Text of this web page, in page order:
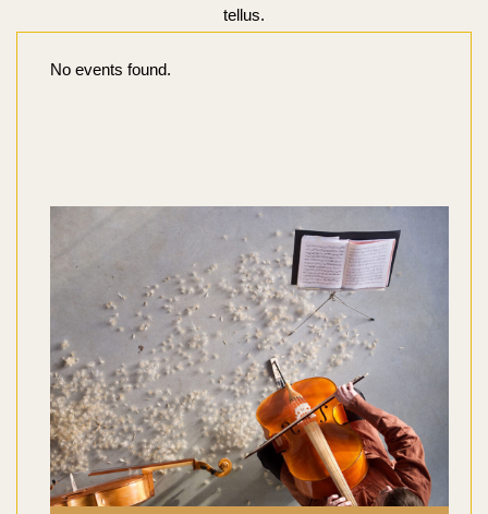
tellus.
No events found.